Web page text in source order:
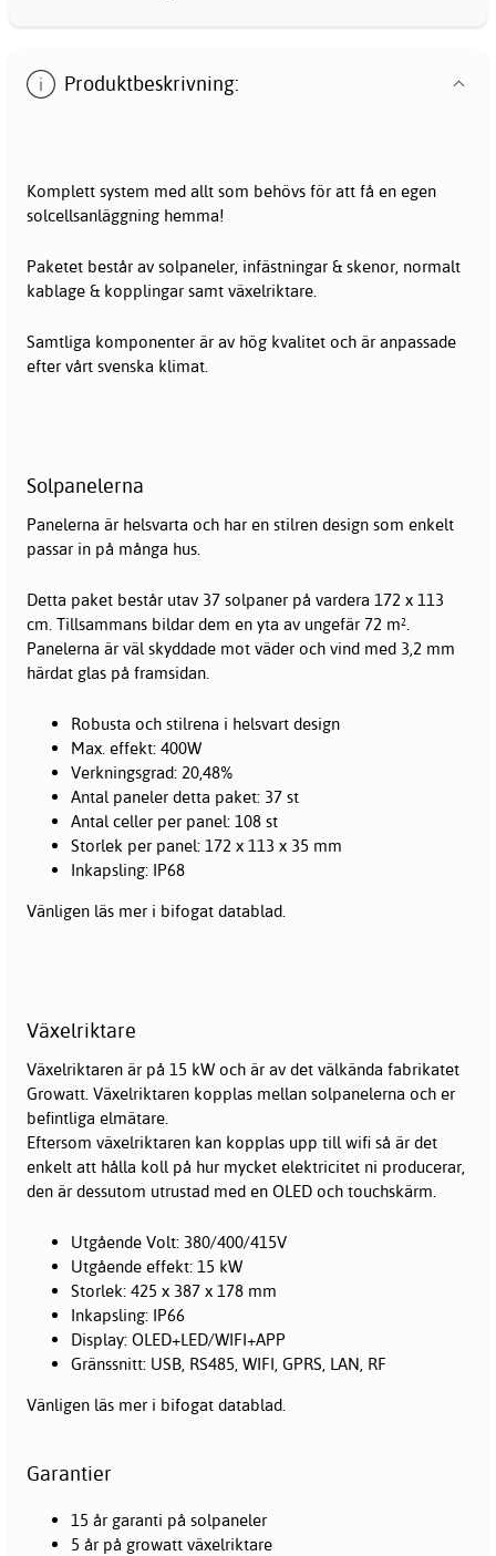
Produktbeskrivning:
Komplett system med allt som behövs för att få en egen
solcellsanläggning hemma!
Paketet består av solpaneler, infästningar & skenor, normalt
kablage & kopplingar samt växelriktare.
Samtliga komponenter är av hög kvalitet och är anpassade
efter vårt svenska klimat.
Solpanelerna
Panelerna är helsvarta och har en stilren design som enkelt
passar in på många hus.
Detta paket består utav 37 solpaner på vardera 172 x 113
cm. Tillsammans bildar dem en yta av ungefär 72 m².
Panelerna är väl skyddade mot väder och vind med 3,2 mm
härdat glas på framsidan.
Robusta och stilrena i helsvart design
Max. effekt: 400W
Verkningsgrad: 20,48%
Antal paneler detta paket: 37 st
Antal celler per panel: 108 st
Storlek per panel: 172 x 113 x 35 mm
Inkapsling: IP68
Vänligen läs mer i bifogat datablad.
Växelriktare
Växelriktaren är på 15 kW och är av det välkända fabrikatet
Growatt. Växelriktaren kopplas mellan solpanelerna och er
befintliga elmätare.
Eftersom växelriktaren kan kopplas upp till wifi så är det
enkelt att hålla koll på hur mycket elektricitet ni producerar,
den är dessutom utrustad med en OLED och touchskärm.
Utgående Volt: 380/400/415V
Utgående effekt: 15 kW
Storlek: 425 x 387 x 178 mm
Inkapsling: IP66
Display: OLED+LED/WIFI+APP
Gränssnitt: USB, RS485, WIFI, GPRS, LAN, RF
Vänligen läs mer i bifogat datablad.
Garantier
15 år garanti på solpaneler
5 år på growatt växelriktare